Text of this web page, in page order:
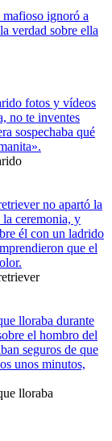
ignoró a
verdad sobre ella
fotos y vídeos
no te inventes
sospechaba qué
no apartó la
ceremonia, y
él con un ladrido
que el
lloraba durante
el hombro del
seguros de que
unos minutos,
lloraba